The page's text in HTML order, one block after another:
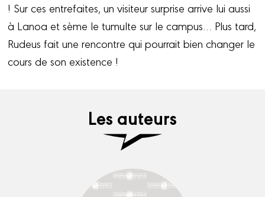
! Sur ces entrefaites, un visiteur surprise arrive lui aussi
à Lanoa et sème le tumulte sur le campus… Plus tard,
Rudeus fait une rencontre qui pourrait bien changer le
cours de son existence !
Les auteurs